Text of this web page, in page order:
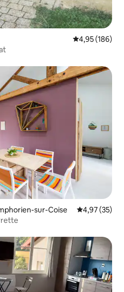
Vlerësimi
4,95 (186)
sur-Coise Vlerësimi
4,97 (35)